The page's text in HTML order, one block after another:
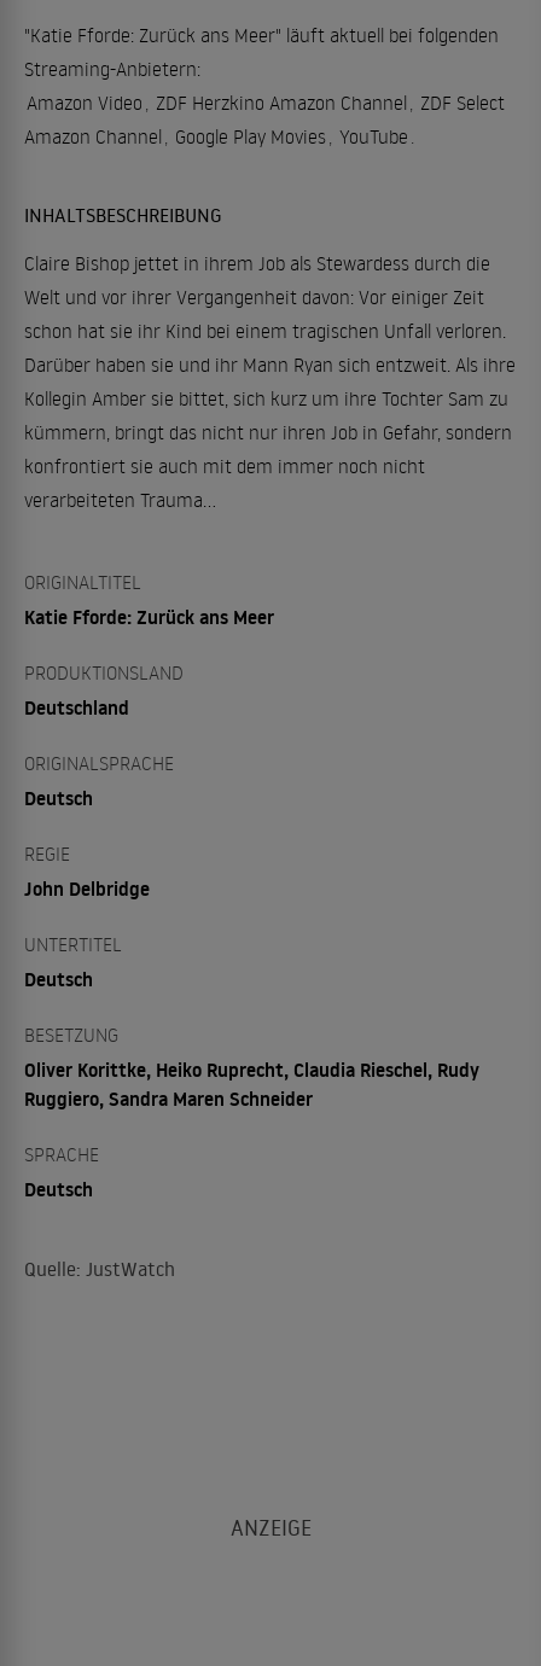
"Katie Fforde: Zurück ans Meer" läuft aktuell bei folgenden
Streaming-Anbietern:
Amazon Video
ZDF Herzkino Amazon Channel
ZDF Select
Amazon Channel
Google Play Movies YouTube
INHALTSBESCHREIBUNG
Claire Bishop jettet in ihrem Job als Stewardess durch die
Welt und vor ihrer Vergangenheit davon: Vor einiger Zeit
schon hat sie ihr Kind bei einem tragischen Unfall verloren.
Darüber haben sie und ihr Mann Ryan sich entzweit. Als ihre
Kollegin Amber sie bittet, sich kurz um ihre Tochter Sam zu
kümmern, bringt das nicht nur ihren Job in Gefahr, sondern
konfrontiert sie auch mit dem immer noch nicht
verarbeiteten Trauma…
ORIGINALTITEL
Katie Fforde: Zurück ans Meer
PRODUKTIONSLAND
Deutschland
ORIGINALSPRACHE
Deutsch
REGIE
John Delbridge
UNTERTITEL
Deutsch
BESETZUNG
Oliver Korittke, Heiko Ruprecht, Claudia Rieschel, Rudy
Ruggiero, Sandra Maren Schneider
SPRACHE
Deutsch
Quelle: JustWatch